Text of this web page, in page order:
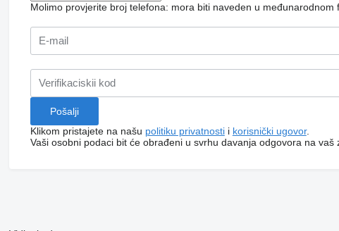
Molimo provjerite broj telefona: mora biti naveden u međunarodnom
Klikom pristajete na našu politiku privatnostii korisnički ugovor.
Vaši osobni podaci bit će obrađeni u svrhu davanja odgovora na vaš